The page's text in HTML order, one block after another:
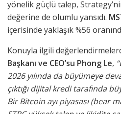
yönelik güçlü talep,
değerine de olumlu yansıdı.
içerisinde yaklaşık %56
Konuyla ilgili
Başkanı ve CEO’su Phong Le,
2026 yılında da büyümeye
çıktığı dijital kredi tarafında
Bir Bitcoin ayı piyasası (bear